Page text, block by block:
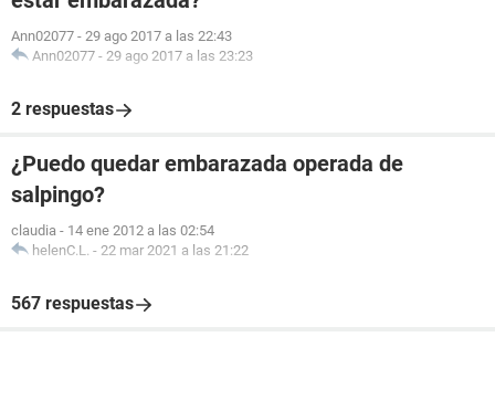
Ann02077 - 29 ago 2017 a las 22:43
Ann02077 - 29 ago 2017 a las 23:23
2 respuestas
¿Puedo quedar embarazada operada de
salpingo?
claudia - 14 ene 2012 a las 02:54
helenC.L. - 22 mar 2021 a las 21:22
567 respuestas